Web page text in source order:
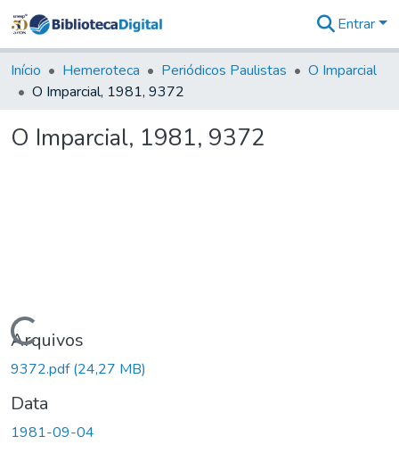
&
Coleções
Tudo na
Digital
Entrar
Início Hemeroteca Periódicos Paulistas
O Imparcial
O Imparcial, 1981, 9372
O Imparcial, 1981, 9372
Carregando...
Arquivos
9372.pdf(24,27 MB)
Data
1981-09-04